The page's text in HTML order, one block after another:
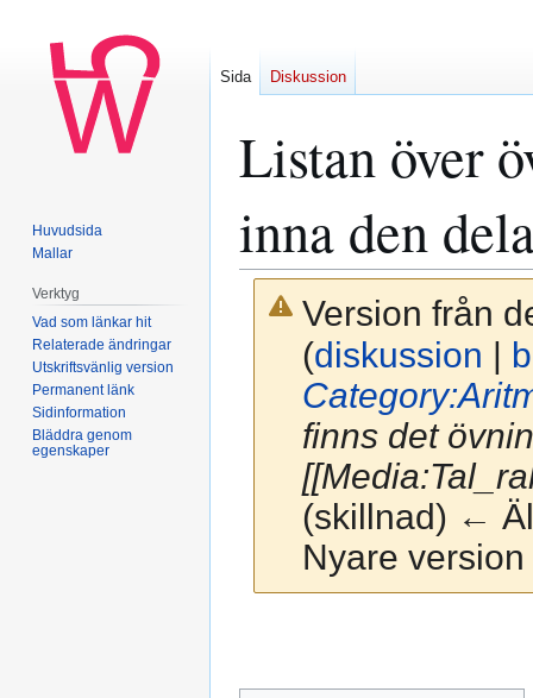
Listan över
inna den
Version från
(diskussion
finns det
(skillnad) ←
Nyare
Sida Diskussion
Huvudsida
Mallar
Verktyg
Vad som länkar hit
Relaterade ändringar
Utskriftsvänlig version
Permanent länk
Sidinformation
Bläddra genom
egenskaper